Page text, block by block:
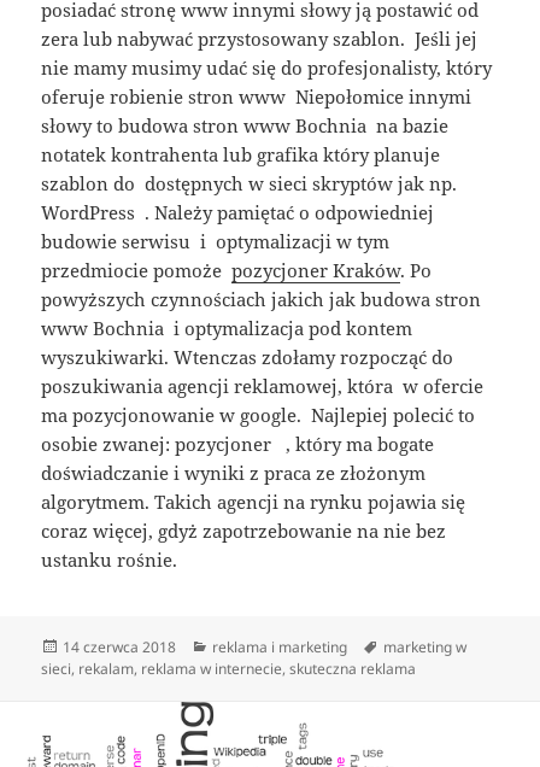
posiadać stronę www innymi słowy ją postawić od
zera lub nabywać przystosowany szablon. Jeśli jej
nie mamy musimy udać się do profesjonalisty, który
oferuje robienie stron www Niepołomice innymi
słowy to budowa stron www Bochnia na bazie
notatek kontrahenta lub grafika który planuje
szablon do dostępnych w sieci skryptów jak np.
WordPress . Należy pamiętać o odpowiedniej
budowie serwisu i optymalizacji w tym
przedmiocie pomożepozycjoner Kraków. Po
powyższych czynnościach jakich jak budowa stron
www Bochnia i optymalizacja pod kontem
wyszukiwarki. Wtenczas zdołamy rozpocząć do
poszukiwania agencji reklamowej, która w ofercie
ma pozycjonowanie w google. Najlepiej polecić to
osobie zwanej: pozycjoner , który ma bogate
doświadczanie i wyniki z praca ze złożonym
algorytmem. Takich agencji na rynku pojawia się
coraz więcej, gdyż zapotrzebowanie na nie bez
ustanku rośnie.
Data
publikacji
14 czerwca 2018 Kategorie
reklama i marketing Tagi
marketing w
sieci, rekalam, reklama w internecie,skuteczna reklama